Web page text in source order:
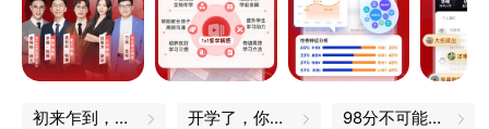
初来乍到，一定不能错过的小技巧 开学了，你的书皮买好了吗 98分不可能的，我都是100分